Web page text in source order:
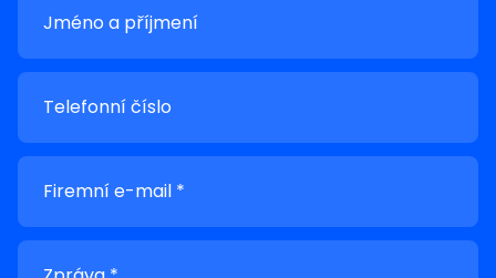
Jméno a příjmení
Telefonní číslo
Firemní e-mail *